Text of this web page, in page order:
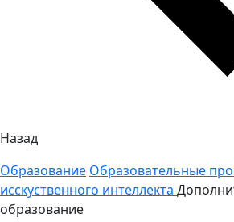
Назад
Образование Образовательные
исскуственного интеллекта
образование